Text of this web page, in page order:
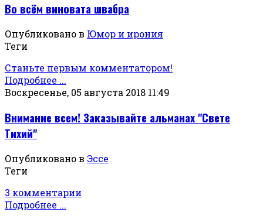
Во всём виновата швабра
Опубликовано в Юмор и ирония
Теги
Станьте первым комментатором!
Подробнее ...
Воскресенье, 05 августа 2018 11:49
Внимание всем! Заказывайте альманах "Свете
Тихий"
Опубликовано в Эссе
Теги
3 комментарии
Подробнее ...